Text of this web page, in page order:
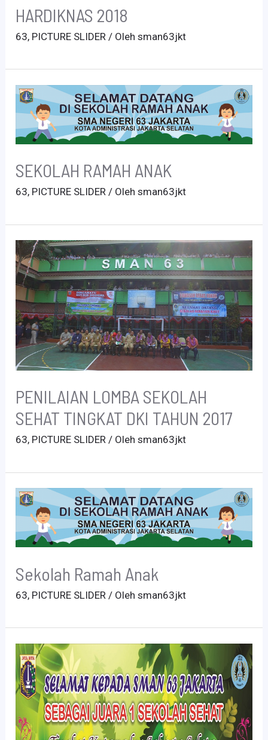
HARDIKNAS 2018
63, PICTURE SLIDER / Olehsman63jkt
SEKOLAH RAMAH ANAK
63, PICTURE SLIDER / Olehsman63jkt
PENILAIAN LOMBA SEKOLAH
SEHAT TINGKAT DKI TAHUN 2017
63, PICTURE SLIDER / Olehsman63jkt
Sekolah Ramah Anak
63, PICTURE SLIDER / Olehsman63jkt